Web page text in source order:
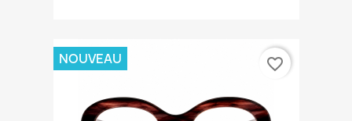
NOUVEAU favorite_border